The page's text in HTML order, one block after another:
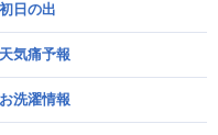
初日の出
天気痛予報
お洗濯情報